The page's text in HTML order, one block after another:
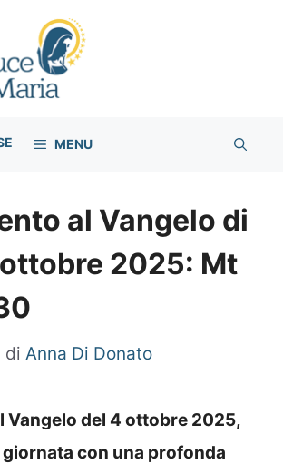
MENU
al Vangelo di
2025: Mt
di Anna Di Donato
Vangelo del 4 ottobre 2025,
con una profonda